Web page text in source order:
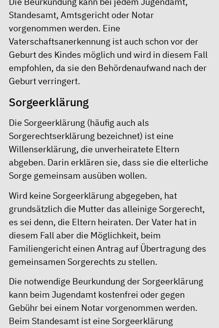
Standesamt, Amtsgericht oder Notar
vorgenommen werden. Eine
Vaterschaftsanerkennung ist auch schon vor der
Geburt des Kindes möglich und wird in diesem Fall
empfohlen, da sie den Behördenaufwand nach der
Geburt verringert.
Sorgeerklärung
Die Sorgeerklärung (häufig auch als
Sorgerechtserklärung bezeichnet) ist eine
Willenserklärung, die unverheiratete Eltern
abgeben. Darin erklären sie, dass sie die elterliche
Sorge gemeinsam ausüben wollen.
Wird keine Sorgeerklärung abgegeben, hat
grundsätzlich die Mutter das alleinige Sorgerecht,
es sei denn, die Eltern heiraten. Der Vater hat in
diesem Fall aber die Möglichkeit, beim
Familiengericht einen Antrag auf Übertragung des
gemeinsamen Sorgerechts zu stellen.
Die notwendige Beurkundung der Sorgeerklärung
kann beim Jugendamt kostenfrei oder gegen
Gebühr bei einem Notar vorgenommen werden.
Beim Standesamt ist eine Sorgeerklärung